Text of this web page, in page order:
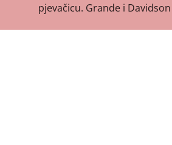
pjevačicu. Grande i